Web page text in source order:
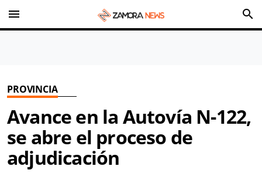
menu search
PROVINCIA
Avance en la Autovía N-122,
se abre el proceso de
adjudicación